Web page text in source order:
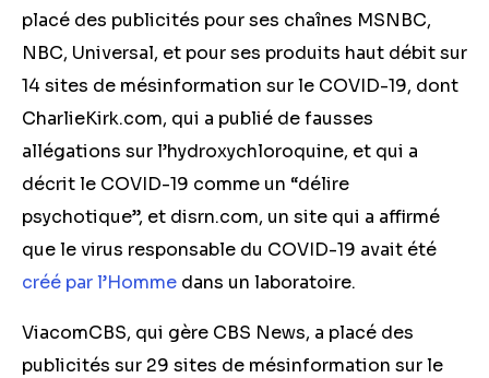
placé des publicités pour ses chaînes MSNBC,
NBC, Universal, et pour ses produits haut débit sur
14 sites de mésinformation sur le COVID-19, dont
CharlieKirk.com, qui a publié de fausses
allégations sur l’hydroxychloroquine, et qui a
décrit le COVID-19 comme un “délire
psychotique”, et disrn.com, un site qui a affirmé
que le virus responsable du COVID-19 avait été
créé par l’Homme dans un laboratoire.
ViacomCBS, qui gère CBS News, a placé des
publicités sur 29 sites de mésinformation sur le